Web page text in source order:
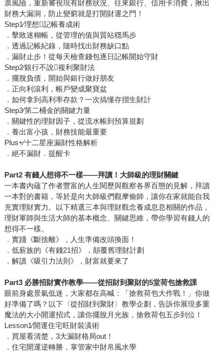
票風險，重新審視現有財務狀況、往來銀行、信用卡消費，揪出
財務大漏洞，防止變窮就是打開財運之門！
Step1∕理想記帳養成術
．擊敗迷糊帳，從管理的值與質站穩馬步
．透過記帳紀錄，隨時找出財務缺口點
．漏財止步！從每天檢查錢包逐日記帳開始守財
Step2∕銀行不說複利聚財法
．擺脫負債，開始與銀行做好朋友
．正向利滾利，帳戶變成聚寶盆
．如何拿到高利率存款？一次搞懂存摺生財計
Step3∕第二桶金的關鍵力量
．關鍵性的理財因子，從流水帳到預算規劃
．養出富小孩，財務技能最重要
Plus+∕十二星座漏財性格解析
．絕不漏財．提醒卡
Part2 有錢人想得不一樣——拜讀！大師級的理財關鍵
一本書內蘊了作者豐富的人生閱歷與觀察各界百態的見解，拜讀
一本對的書籍，等於是向大師級們觀摩偷師，讓你在家就能自我
充實理財實力。以下精選三本與理財觀念養成息息相關的作品，
理財軍師與生活大師的基本概念、關鍵思維，帶你學習有錢人的
想得不一樣。
．實踐《斷捨離》，人生準備改頭換面！
．低薪族的《有錢21招》，顛覆舊理財計劃
．解讀《吸引力法則》，財富就要來了
Part3 必勝招財實作教學——從招財到聚財的5堂荷包搶救課
眼前身處景氣低迷，大家都在高喊：「搶救荷包大作戰！」你做
好準備了嗎？以下〈從招財到聚財〉教學企劃，告訴你展現多重
魔法的大小開運招式，讓你擺脫月光族，搶救荷包五步到位！
Lesson1∕開運住宅旺財裝潢術
．買屋看清楚，3大漏財格局out！
．住宅開運逆轉勝，掌管家中財帛風水學